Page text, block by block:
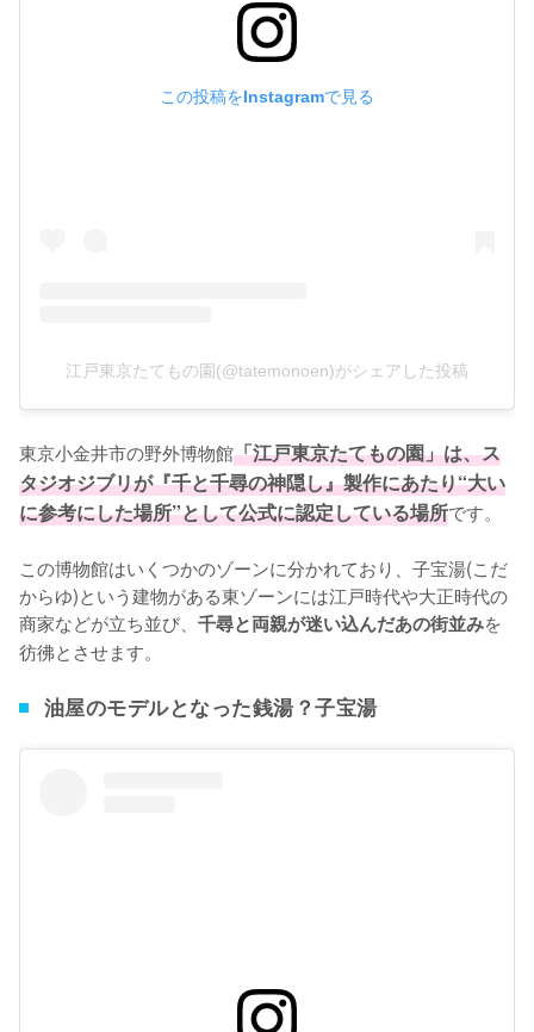
この投稿をInstagramで見る
江戸東京たてもの園(@tatemonoen)がシェアした投稿
東京小金井市の野外博物館「江戸東京たてもの園」は、ス
タジオジブリが『千と千尋の神隠し』製作にあたり“大い
に参考にした場所”として公式に認定している場所です。
この博物館はいくつかのゾーンに分かれており、子宝湯(こだ
からゆ)という建物がある東ゾーンには江戸時代や大正時代の
商家などが立ち並び、 千尋と両親が迷い込んだあの街並みを
彷彿とさせます。
油屋のモデルとなった銭湯？子宝湯